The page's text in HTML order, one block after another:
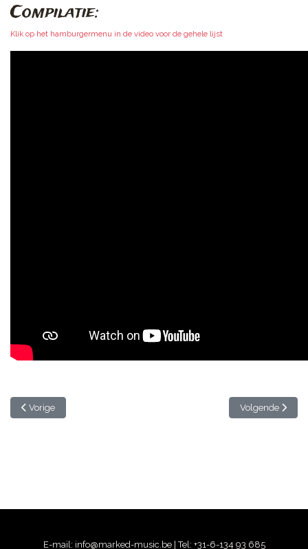
Compilatie:
Klik op het hamburgermenu in de video voor de gehele lijst
Vorig artikel: Goud van Oud party
Vorige Volgende
Volgende
E-mail: info@marked-music.be| Tel: +31-6-134 93 685